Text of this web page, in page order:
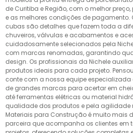
de Curitiba e Região, com o melhor
e as melhores condições de pagamento.
cubas são detalhes que fazem toda a
chuveiros, válvulas e acabamentos e
cuidadosamente selecionados pela
com marcas renomadas, garantindo
design. Os profissionais da Nichele
produtos ideais para cada projeto.
conte com a nossa equipe
de grandes marcas para acertar em
até ferramentas elétricas ou material
qualidade dos produtos e pela agilidade
Materiais para Construção é muito mais
parceira que acompanha os clientes em